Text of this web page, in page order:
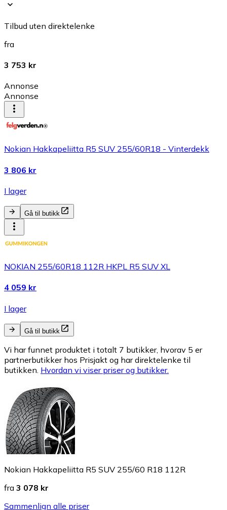
Tilbud uten direktelenke
fra
3 753 kr
Annonse
Annonse
Nokian Hakkapeliitta R5 SUV 255/60R18 - Vinterdekk
3 806 kr
I lager
Gå til butikk
NOKIAN 255/60R18 112R HKPL R5 SUV XL
4 059 kr
I lager
Gå til butikk
Vi har funnet produktet i totalt 7 butikker, hvorav 5 er
partnerbutikker hos Prisjakt og har direktelenke til
butikken. Hvordan vi viser priser og butikker.
Nokian Hakkapeliitta R5 SUV 255/60 R18 112R
fra 3 078 kr
Sammenlign alle priser